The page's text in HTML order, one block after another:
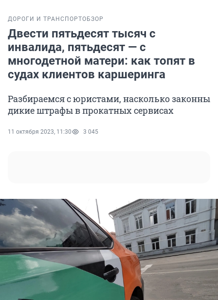
ДОРОГИ И ТРАНСПОРТОБЗОР
Двести пятьдесят тысяч с
инвалида, пятьдесят — с
многодетной матери: как топят в
судах клиентов каршеринга
Разбираемся с юристами, насколько законны
дикие штрафы в прокатных сервисах
11 октября 2023, 11:30 3 045